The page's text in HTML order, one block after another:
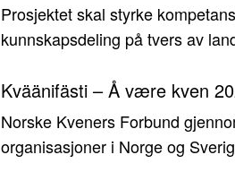
Prosjektet skal styrke
kunnskapsdeling på tvers av
Kväänifästi – Å være kven
Norske Kveners Forbund
organisasjoner i Norge og